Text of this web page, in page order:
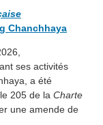
Chanchhaya
ses activités
a été
205 de la Charte
une amende de